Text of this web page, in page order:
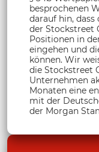
besprochenen
darauf hin,
der Stockstreet
Positionen in
eingehen und
können. Wir
die Stockstreet
Unternehmen
Monaten eine
mit der
der Morgan